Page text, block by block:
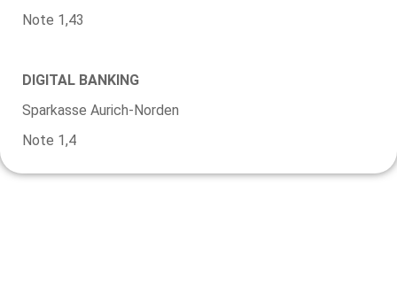
Note 1,43
DIGITAL BANKING
Sparkasse Aurich-Norden
Note 1,4